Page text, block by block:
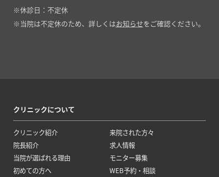
休診日：不定休
当院は不定休のため、詳しくはお知らせをご確認ください。
クリニックについて
クリニック紹介
院長紹介
当院が選ばれる理由
初めての方へ
来院された方々
求人情報
モニター募集
WEB予約・相談